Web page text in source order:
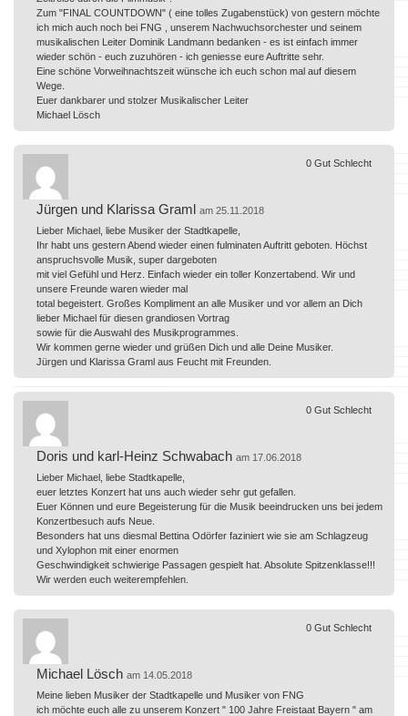
Zum "FINAL COUNTDOWN" ( eine tolles Zugabenstück) von gestern möchte
ich mich auch noch bei FNG , unserem Nachwuchsorchester und seinem
musikalischen Leiter Dominik Landmann bedanken - es ist einfach immer
wieder schön - euch zuzuhören - ich geniesse eure Auftritte sehr.
Eine schöne Vorweihnachtszeit wünsche ich euch schon mal auf diesem
Wege.
Euer dankbarer und stolzer Musikalischer Leiter
Michael Lösch
Jürgen und Klarissa Graml am 25.11.2018
Lieber Michael, liebe Musiker der Stadtkapelle,
Ihr habt uns gestern Abend wieder einen fulminaten Auftritt geboten. Höchst
anspruchsvolle Musik, super dargeboten
mit viel Gefühl und Herz. Einfach wieder ein toller Konzertabend. Wir und
unsere Freunde waren wieder mal
total begeistert. Großes Kompliment an alle Musiker und vor allem an Dich
lieber Michael für diesen grandiosen Vortrag
sowie für die Auswahl des Musikprogrammes.
Wir kommen gerne wieder und grüßen Dich und alle Deine Musiker.
Jürgen und Klarissa Graml aus Feucht mit Freunden.
0 Gut Schlecht
Doris und karl-Heinz Schwabach am 17.06.2018
Lieber Michael, liebe Stadtkapelle,
euer letztes Konzert hat uns auch wieder sehr gut gefallen.
Euer Können und eure Begeisterung für die Musik beeindrucken uns bei jedem
Konzertbesuch aufs Neue.
Besonders hat uns diesmal Bettina Odörfer faziniert wie sie am Schlagzeug
und Xylophon mit einer enormen
Geschwindigkeit schwierige Passagen gespielt hat. Absolute Spitzenklasse!!!
Wir werden euch weiterempfehlen.
0 Gut Schlecht
Michael Lösch am 14.05.2018
Meine lieben Musiker der Stadtkapelle und Musiker von FNG
ich möchte euch alle zu unserem Konzert " 100 Jahre Freistaat Bayern " am
0 Gut Schlecht